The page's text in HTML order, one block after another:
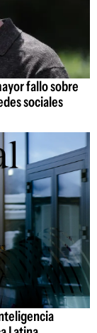
fallo sobre
sociales